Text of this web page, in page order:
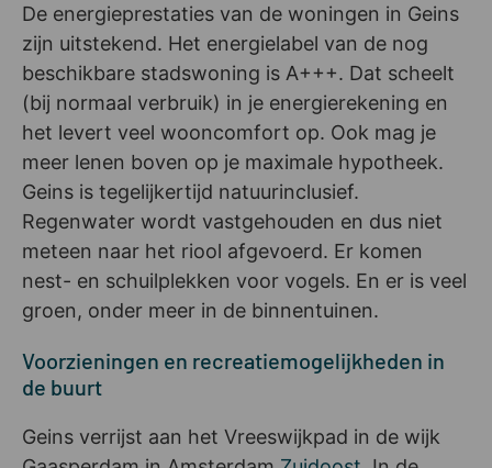
De energieprestaties van de woningen in Geins
zijn uitstekend. Het energielabel van de nog
beschikbare stadswoning is A+++. Dat scheelt
(bij normaal verbruik) in je energierekening en
het levert veel wooncomfort op. Ook mag je
meer lenen boven op je maximale hypotheek.
Geins is tegelijkertijd natuurinclusief.
Regenwater wordt vastgehouden en dus niet
meteen naar het riool afgevoerd. Er komen
nest- en schuilplekken voor vogels. En er is veel
groen, onder meer in de binnentuinen.
Voorzieningen en recreatiemogelijkheden in
de buurt
Geins verrijst aan het Vreeswijkpad in de wijk